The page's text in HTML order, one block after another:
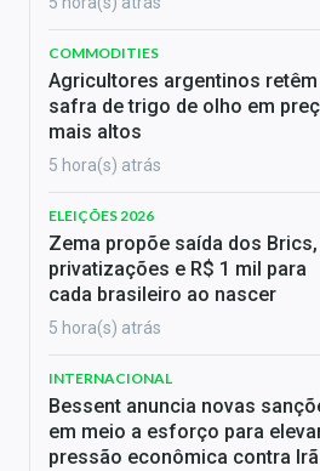
COMMODITIES
Agricultores argentinos retêm
safra de trigo de olho em
mais altos
5 hora(s) atrás
ELEIÇÕES 2026
Zema propõe saída dos Brics,
privatizações e R$ 1 mil para
cada brasileiro ao nascer
5 hora(s) atrás
INTERNACIONAL
Bessent anuncia novas
em meio a esforço para
pressão econômica contra Irã